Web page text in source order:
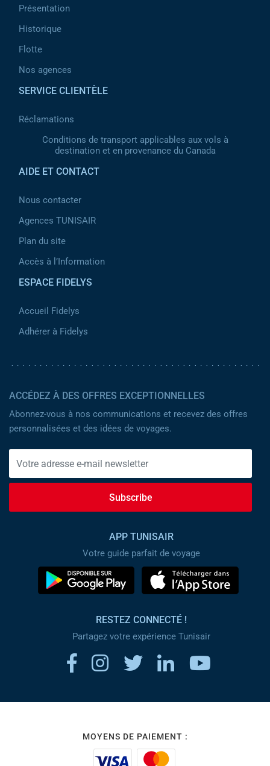
Présentation
Historique
Flotte
Nos agences
SERVICE CLIENTÈLE
Réclamations
Conditions de transport applicables aux vols à
destination et en provenance du Canada
AIDE ET CONTACT
Nous contacter
Agences TUNISAIR
Plan du site
Accès à l’Information
ESPACE FIDELYS
Accueil Fidelys
Adhérer à Fidelys
ACCÉDEZ À DES OFFRES EXCEPTIONNELLES
Abonnez-vous à nos communications et recevez des offres
personnalisées et des idées de voyages.
Subscribe
APP TUNISAIR
Votre guide parfait de voyage
RESTEZ CONNECTÉ !
Partagez votre expérience Tunisair
MOYENS DE PAIEMENT :